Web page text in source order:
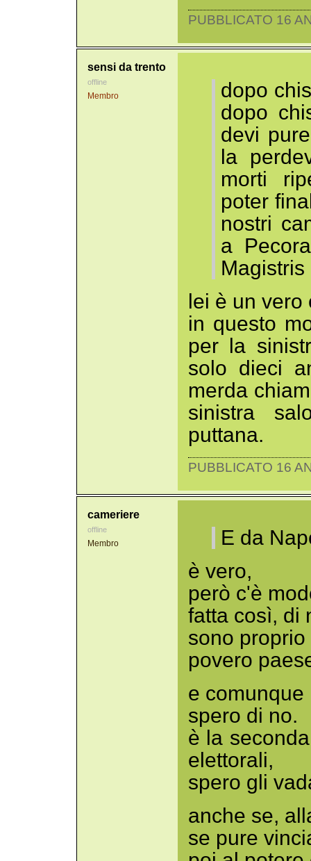
PUBBLICATO 16
sensi da trento
offline
Membro
dopo
dopo
devi
la
morti
poter
nostri
a
Magistris
lei è un vero
in questo
per la
solo dieci
merda
sinistra
puttana.
PUBBLICATO 16
cameriere
offline
Membro
E da
è vero,
però c'è
fatta così, di
sono
povero
e comunque
spero di no.
è la
elettorali,
spero gli
anche se,
se pure